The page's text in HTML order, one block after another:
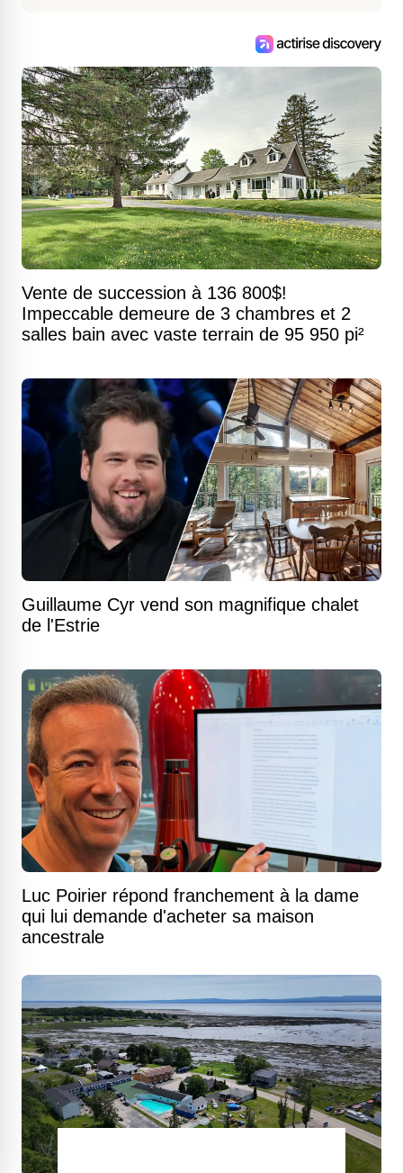
Vente de succession à 136 800$!
Impeccable demeure de 3 chambres et 2
salles bain avec vaste terrain de 95 950 pi²
Guillaume Cyr vend son magnifique chalet
de l'Estrie
Luc Poirier répond franchement à la dame
qui lui demande d'acheter sa maison
ancestrale